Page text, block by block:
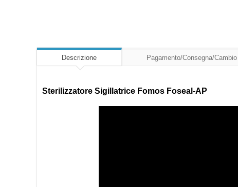
Descrizione Pagamento/Consegna/Cambio
Sterilizzatore Sigillatrice Fomos Foseal-AP